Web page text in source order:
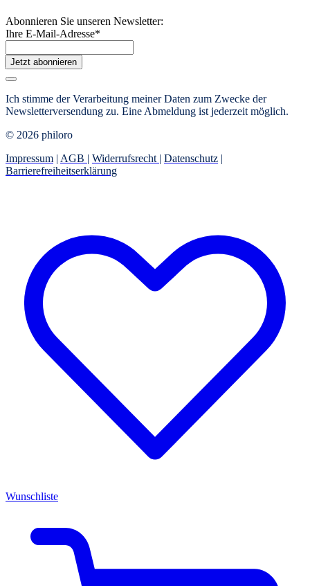
Abonnieren Sie unseren Newsletter:
Ihre E-Mail-Adresse*
Jetzt abonnieren
Ich stimme der Verarbeitung meiner Daten zum Zwecke der
Newsletterversendung zu. Eine Abmeldung ist jederzeit möglich.
© 2026 philoro
Impressum | AGB | Widerrufsrecht | Datenschutz |
Barrierefreiheitserklärung
Wunschliste